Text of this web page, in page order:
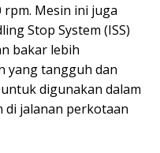
rpm. Mesin ini juga
Stop System (ISS)
bakar lebih
yang tangguh dan
digunakan dalam
di jalanan perkotaan